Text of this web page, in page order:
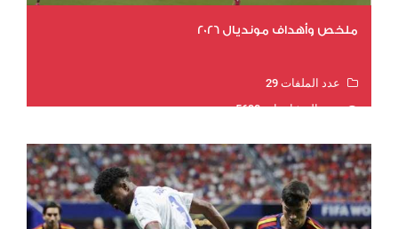
ملخص وأهداف مونديال 2026
عدد الملفات 29
عدد المشاهدات 5690